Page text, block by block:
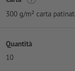
300 g/m² carta
Quantità
10